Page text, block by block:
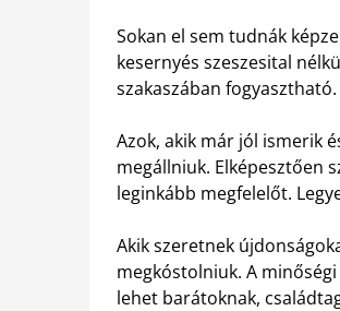
Sokan el sem tudnák
kesernyés szeszesital
szakaszában fogyasztható.
Azok, akik már jól ismerik
megállniuk. Elképesztően
leginkább megfelelőt.
Akik szeretnek
megkóstolniuk. A
lehet barátoknak,